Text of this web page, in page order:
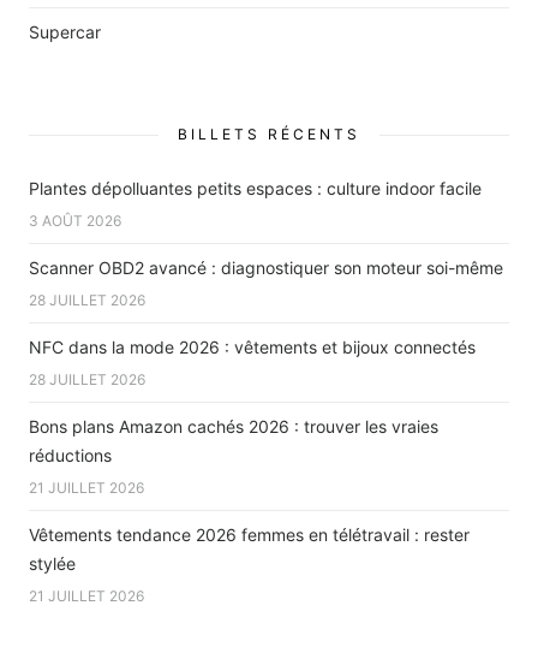
Supercar
BILLETS RÉCENTS
Plantes dépolluantes petits espaces : culture indoor facile
3 AOÛT 2026
Scanner OBD2 avancé : diagnostiquer son moteur soi-même
28 JUILLET 2026
NFC dans la mode 2026 : vêtements et bijoux connectés
28 JUILLET 2026
Bons plans Amazon cachés 2026 : trouver les vraies
réductions
21 JUILLET 2026
Vêtements tendance 2026 femmes en télétravail : rester
stylée
21 JUILLET 2026